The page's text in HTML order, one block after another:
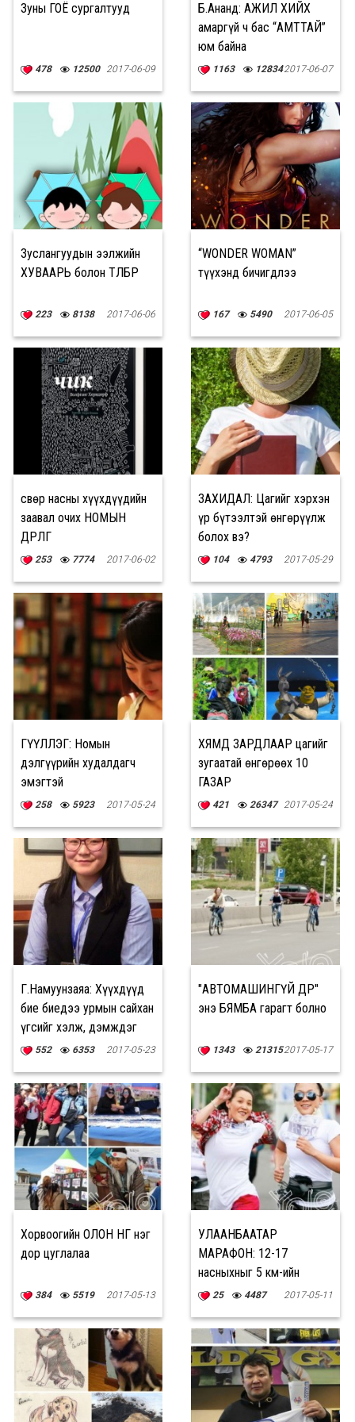
Зуны ГОЁ сургалтууд
478 12500 2017-06-09
Б.Ананд: АЖИЛ ХИЙХ
амаргүй ч бас “АМТТАЙ”
юм байна
1163 128342017-06-07
Зуслангуудын ээлжийн
ХУВААРЬ болон ТӨЛБӨР
223 8138 2017-06-06
“WONDER WOMAN”
түүхэнд бичигдлээ
167 5490 2017-06-05
Өсвөр насны хүүхдүүдийн
заавал очих НОМЫН
ӨДӨРЛӨГ
253 7774 2017-06-02
ЗАХИДАЛ: Цагийг хэрхэн
үр бүтээлтэй өнгөрүүлж
болох вэ?
104 4793 2017-05-29
ӨГҮҮЛЛЭГ: Номын
дэлгүүрийн худалдагч
эмэгтэй
258 5923 2017-05-24
ХЯМД ЗАРДЛААР цагийг
зугаатай өнгөрөөх 10
ГАЗАР
421 26347 2017-05-24
Г.Намуунзаяа: Хүүхдүүд
бие биедээ урмын сайхан
үгсийг хэлж, дэмждэг
байгаасай
552 6353 2017-05-23
"АВТОМАШИНГҮЙ ӨДӨР"
энэ БЯМБА гарагт болно
1343 213152017-05-17
Хорвоогийн ОЛОН ӨНГӨ нэг
дор цуглалаа
384 5519 2017-05-13
УЛААНБААТАР
МАРАФОН: 12-17
насныхныг 5 км-ийн
гүйлтэд бүртгэж байна
25 4487 2017-05-11